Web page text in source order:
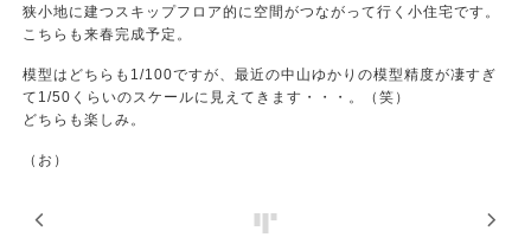
狭小地に建つスキップフロア的に空間がつながって行く小住宅です。
こちらも来春完成予定。
模型はどちらも1/100ですが、最近の中山ゆかりの模型精度が凄すぎ
て1/50くらいのスケールに見えてきます・・・。（笑）
どちらも楽しみ。
（お）